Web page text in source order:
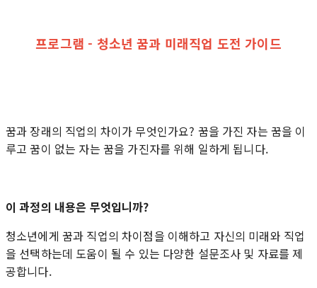
프로그램 - 청소년 꿈과 미래직업 도전 가이드
꿈과 장래의 직업의 차이가 무엇인가요? 꿈을 가진 자는 꿈을 이
루고 꿈이 없는 자는 꿈을 가진자를 위해 일하게 됩니다.
이 과정의 내용은 무엇입니까?
청소년에게 꿈과 직업의 차이점을 이해하고 자신의 미래와 직업
을 선택하는데 도움이 될 수 있는 다양한 설문조사 및 자료를 제
공합니다.